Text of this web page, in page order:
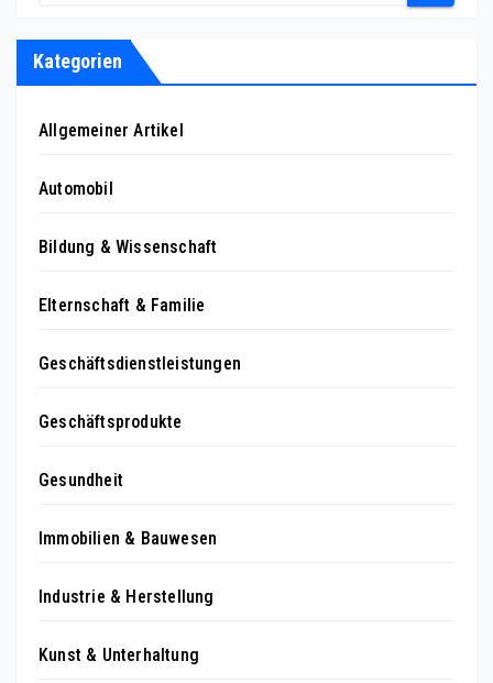
Kategorien
Allgemeiner Artikel
Automobil
Bildung & Wissenschaft
Elternschaft & Familie
Geschäftsdienstleistungen
Geschäftsprodukte
Gesundheit
Immobilien & Bauwesen
Industrie & Herstellung
Kunst & Unterhaltung